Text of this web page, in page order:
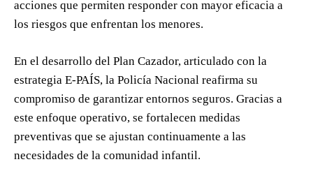
acciones que permiten responder con mayor eficacia a
los riesgos que enfrentan los menores.
En el desarrollo del Plan Cazador, articulado con la
estrategia E-PAÍS, la Policía Nacional reafirma su
compromiso de garantizar entornos seguros. Gracias a
este enfoque operativo, se fortalecen medidas
preventivas que se ajustan continuamente a las
necesidades de la comunidad infantil.